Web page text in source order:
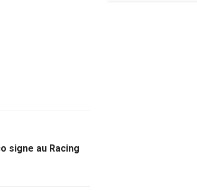
signe au Racing